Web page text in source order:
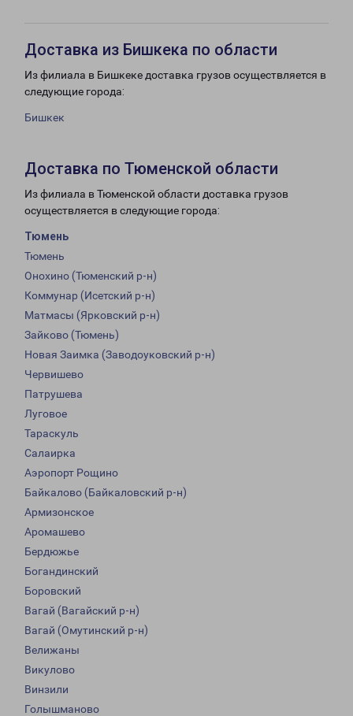
Доставка из Бишкека по области
Из филиала в Бишкеке доставка грузов осуществляется в
следующие города:
Бишкек
Доставка по Тюменской области
Из филиала в Тюменской области доставка грузов
осуществляется в следующие города:
Тюмень
Тюмень
Онохино (Тюменский р-н)
Коммунар (Исетский р-н)
Матмасы (Ярковский р-н)
Зайково (Тюмень)
Новая Заимка (Заводоуковский р-н)
Червишево
Патрушева
Луговое
Тараскуль
Салаирка
Аэропорт Рощино
Байкалово (Байкаловский р-н)
Армизонское
Аромашево
Бердюжье
Богандинский
Боровский
Вагай (Вагайский р-н)
Вагай (Омутинский р-н)
Велижаны
Викулово
Винзили
Голышманово